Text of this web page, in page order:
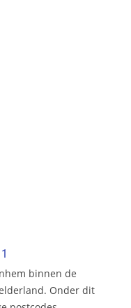
binnen de
Onder dit